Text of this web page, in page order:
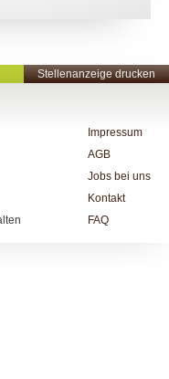
Stellenanzeige drucken
Impressum
AGB
Jobs bei uns
Kontakt
FAQ